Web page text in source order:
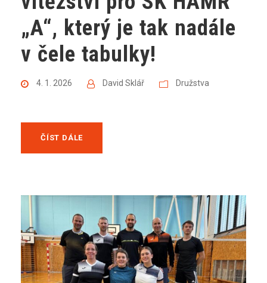
„A“, který je tak nadále
v čele tabulky!
4. 1. 2026 David Sklář Družstva
ČÍST DÁLE